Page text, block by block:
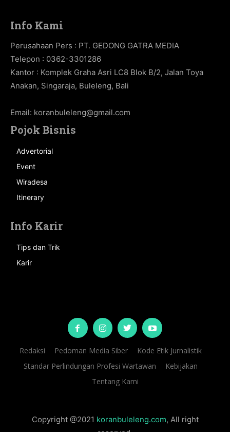
Info Kami
Perusahaan Pers : PT. GEDONG GATRA MEDIA
Telepon : 0362-3301286
Kantor : Komplek Graha Asri LC8 Blok B/2, Jalan Toya
Anakan, Singaraja, Buleleng, Bali
Email: koranbuleleng@gmail.com
Pojok Bisnis
Advertorial
Event
Wiradesa
Itinerary
Info Karir
Tips dan Trik
Karir
Redaksi Pedoman Media Siber
Kode Etik Jurnalistik
Standar Perlindungan Profesi Wartawan
Kebijakan
Tentang Kami
Copyright @2021 koranbuleleng.com, All right